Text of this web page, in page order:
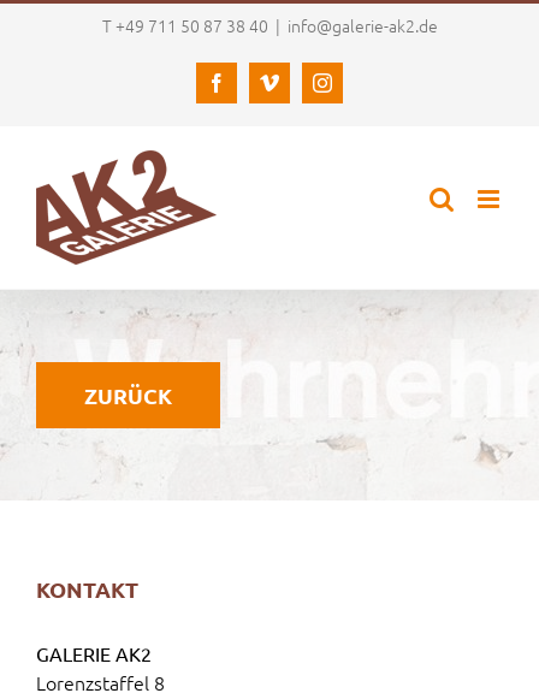
T +49 711 50 87 38 40 | info@galerie-ak2.de
FacebookVimeoInstagram
ZURÜCK
KONTAKT
GALERIE AK2
Lorenzstaffel 8